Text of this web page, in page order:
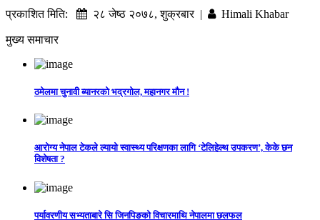
प्रकाशित मिति:
२८ जेष्ठ २०७८, शुक्रबार | Himali Khabar
मुख्य समाचार
ठमेलमा चुनावी ब्यानरको भद्रगोल, महानगर मौन !
आरोग्य नेपाल टेकले ल्यायो स्वास्थ्य परिक्षणका लागि ‘टेलिहेल्थ उपकरण’, केके छन
विशेषता ?
पर्यावरणीय सभ्यताबारे सि जिनपिङको विचारमाथि नेपालमा छलफल